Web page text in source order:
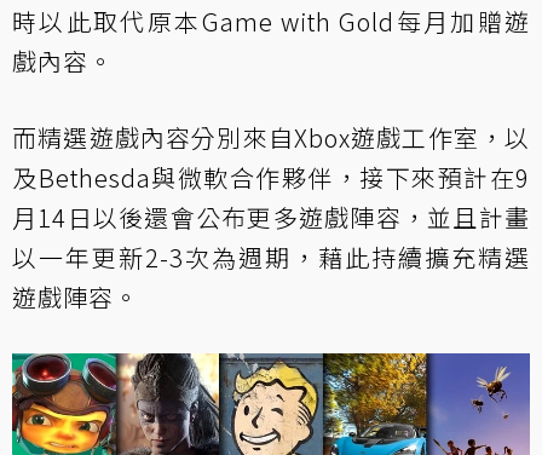
時以此取代原本Game with Gold每月加贈遊
戲內容。
而精選遊戲內容分別來自Xbox遊戲工作室，以
及Bethesda與微軟合作夥伴，接下來預計在9
月14日以後還會公布更多遊戲陣容，並且計畫
以一年更新2-3次為週期，藉此持續擴充精選
遊戲陣容。